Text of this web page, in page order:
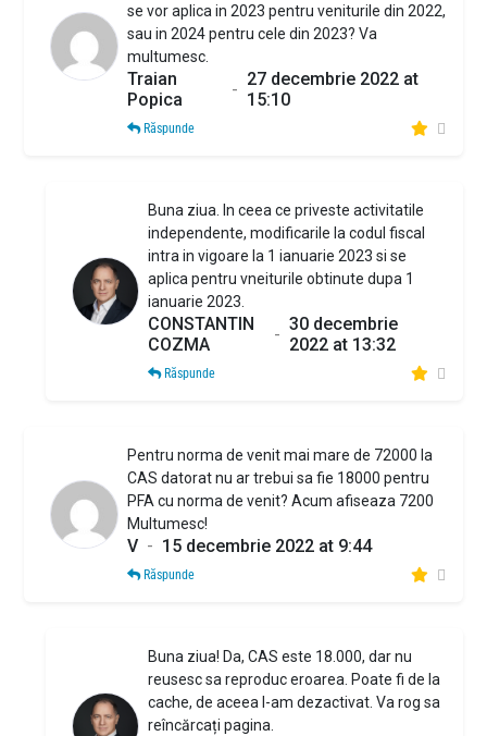
se vor aplica in 2023 pentru veniturile din 2022,
sau in 2024 pentru cele din 2023? Va
multumesc.
Traian
Popica
- 27 decembrie 2022 at
15:10
Răspunde
Buna ziua. In ceea ce priveste activitatile
independente, modificarile la codul fiscal
intra in vigoare la 1 ianuarie 2023 si se
aplica pentru vneiturile obtinute dupa 1
ianuarie 2023.
CONSTANTIN
COZMA
- 30 decembrie
2022 at 13:32
Răspunde
Pentru norma de venit mai mare de 72000 la
CAS datorat nu ar trebui sa fie 18000 pentru
PFA cu norma de venit? Acum afiseaza 7200
Multumesc!
V - 15 decembrie 2022 at 9:44
Răspunde
Buna ziua! Da, CAS este 18.000, dar nu
reusesc sa reproduc eroarea. Poate fi de la
cache, de aceea l-am dezactivat. Va rog sa
reîncărcați pagina.